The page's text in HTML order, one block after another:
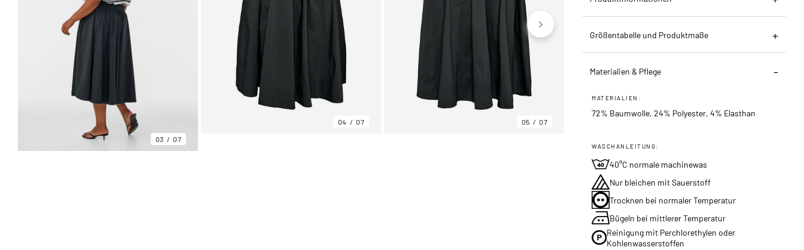
03 07
04 07 05 07
Größentabelle und Produktmaße
Materialien & Pflege
MATERIALIEN:
72% Baumwolle, 24% Polyester, 4% Elasthan
WASCHANLEITUNG:
40°C normale machinewas
Nur bleichen mit Sauerstoff
Trocknen bei normaler Temperatur
Bügeln bei mittlerer Temperatur
Reinigung mit Perchlorethylen oder
Kohlenwasserstoffen